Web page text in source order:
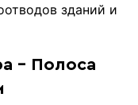
зданий и
- Полоса